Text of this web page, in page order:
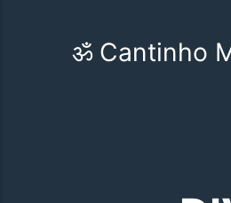
ॐ Cantinho